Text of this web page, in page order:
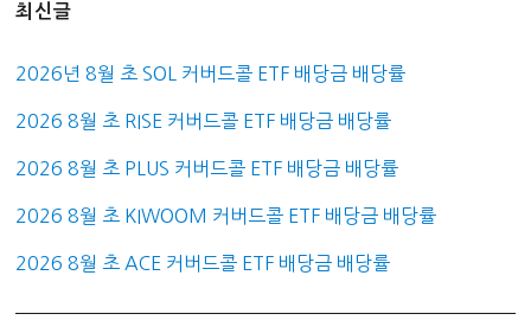
최신글
2026년 8월 초 SOL 커버드콜 ETF 배당금 배당률
2026 8월 초 RISE 커버드콜 ETF 배당금 배당률
2026 8월 초 PLUS 커버드콜 ETF 배당금 배당률
2026 8월 초 KIWOOM 커버드콜 ETF 배당금 배당률
2026 8월 초 ACE 커버드콜 ETF 배당금 배당률